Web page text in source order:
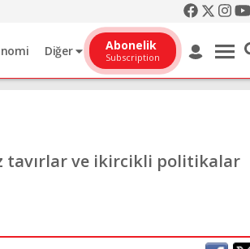
Diğer Abonelik
Subscription
tavırlar ve ikircikli politikalar